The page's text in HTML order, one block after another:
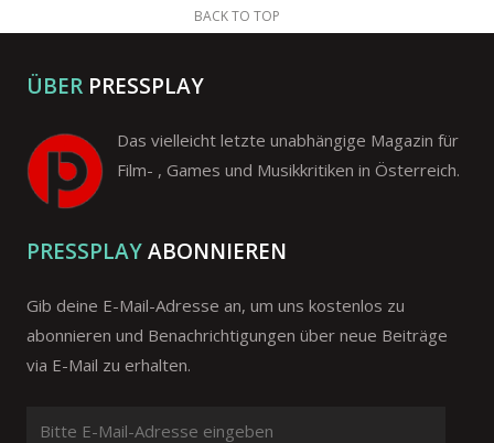
BACK TO TOP
ÜBER PRESSPLAY
Das vielleicht letzte unabhängige Magazin für
Film- , Games und Musikkritiken in Österreich.
PRESSPLAYABONNIEREN
Gib deine E-Mail-Adresse an, um uns kostenlos zu
abonnieren und Benachrichtigungen über neue Beiträge
via E-Mail zu erhalten.